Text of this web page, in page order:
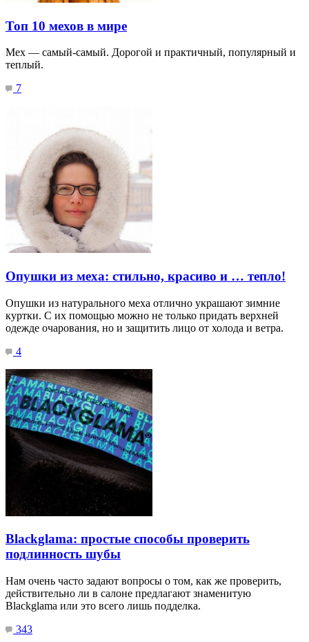
Топ 10 мехов в мире
Мех — самый-самый. Дорогой и практичный, популярный и
теплый.
7
Опушки из меха: стильно, красиво и … тепло!
Опушки из натурального меха отлично украшают зимние
куртки. С их помощью можно не только придать верхней
одежде очарования, но и защитить лицо от холода и ветра.
4
Blackglama: простые способы проверить
подлинность шубы
Нам очень часто задают вопросы о том, как же проверить,
действительно ли в салоне предлагают знаменитую
Blackglama или это всего лишь подделка.
343